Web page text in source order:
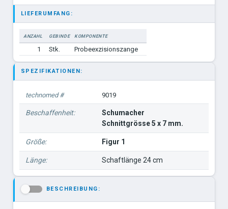
LIEFERUMFANG:
ANZAHL GEBINDE
KOMPONENTE
1
Stk. Probeexzisionszange
SPEZIFIKATIONEN:
technomed # 9019
Beschaffenheit:
Schumacher
Schnittgrösse 5 x 7 mm.
Größe: Figur 1
Länge: Schaftlänge 24 cm
BESCHREIBUNG: